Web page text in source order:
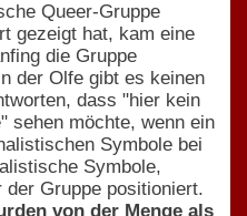
Queer-Gruppe
gezeigt hat, kam eine
die Gruppe
der Olfe gibt es keinen
dass "hier kein
sehen möchte, wenn ein
Symbole bei
Symbole,
Gruppe positioniert.
von der Menge als